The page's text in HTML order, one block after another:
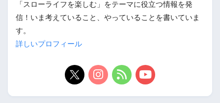
「スローライフを楽しむ」をテーマに役立つ情報を発
信！いま考えていること、やっていることを書いていま
す。
詳しいプロフィール